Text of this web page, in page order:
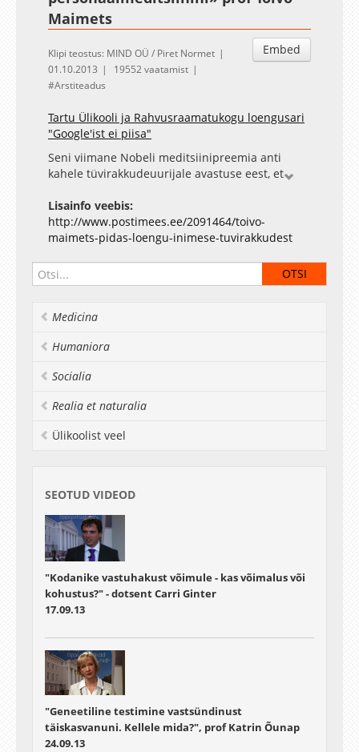
Maimets
Embed
Klipi teostus: MIND OÜ / Piret Normet
01.10.2013
19552 vaatamist
Arstiteadus
Tartu Ülikooli ja Rahvusraamatukogu loengusari
"Google'ist ei piisa"
Seni viimane Nobeli meditsiinipreemia anti
kahele tüvirakkudeuurijale avastuse eest, et
seni arvasime ning ka täiesti väljaarenenud
täiskasvanu rakkudest on võimalik luua tüvirakke
ning sedakaudu kõige erinevamate
teoreetilisele panusele rakubioloogiasse on neil
teadmistel aga ka väga praktiline väljund.
just patsiendispetsiifilisi mudeleid ning
teraapiaviisidele. On olemas ka esimesed
toodetud uusi rakke kasutatakse otseselt
haiguste raviks. Ent uued tehnoloogiad toovad
kaasa ka uusi probleeme, mis kombivad piire
teadusuuringute võimaliku kasulikkuse ja
Lisainfo veebis:
http://www.postimees.ee/2091464/toivo-
maimets-pidas-loengu-inimese-tuvirakkudest
Medicina
Humaniora
Socialia
Realia et naturalia
Ülikoolist veel
SEOTUD VIDEOD
"Kodanike vastuhakust võimule - kas võimalus või
kohustus?" - dotsent Carri Ginter
17.09.13
"Geneetiline testimine vastsündinust
täiskasvanuni. Kellele mida?", prof Katrin Õunap
24.09.13